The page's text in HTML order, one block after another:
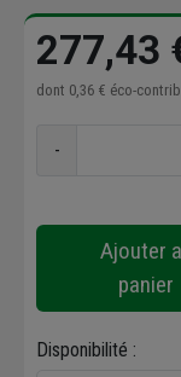
277,43
dont 0,36 € éco-
-
Ajouter
panier
Disponibilité :